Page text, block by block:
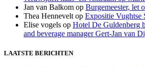
Jan van Balkom op Burgemeester, let
Thea Henneveltop Expositie Vughtse
Elise vogels op Hotel De Guldenberg
and beverage manager Gert-Jan van
LAATSTE BERICHTEN